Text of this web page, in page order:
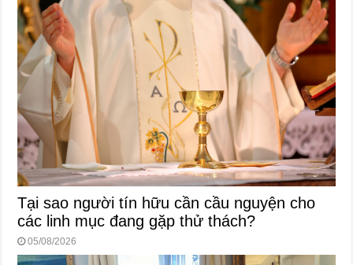
Tại sao người tín hữu cần cầu nguyện cho
các linh mục đang gặp thử thách?
05/08/2026